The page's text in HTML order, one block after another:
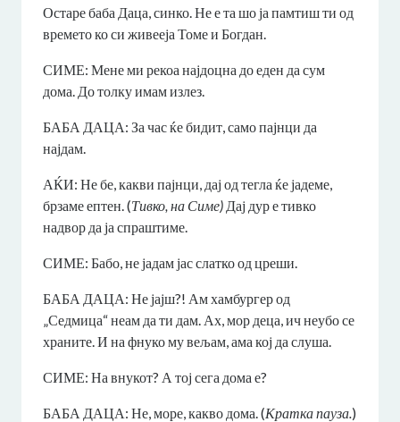
Остаре баба Даца, синко. Не е та шо ја памтиш ти од
времето ко си живееја Томе и Богдан.
СИМЕ: Мене ми рекоа најдоцна до еден да сум
дома. До толку имам излез.
БАБА ДАЦА: За час ќе бидит, само пајнци да
најдам.
АЌИ: Не бе, какви пајнци, дај од тегла ќе јадеме,
брзаме ептен. (Тивко, на Симе) Дај дур е тивко
надвор да ја спраштиме.
СИМЕ: Бабо, не јадам јас слатко од цреши.
БАБА ДАЦА: Не јајш?! Ам хамбургер од
„Седмица“ неам да ти дам. Ах, мор деца, ич неубо се
храните. И на фнуко му вељам, ама кој да слуша.
СИМЕ: На внукот? А тој сега дома е?
БАБА ДАЦА: Не, море, какво дома. (Кратка пауза.)